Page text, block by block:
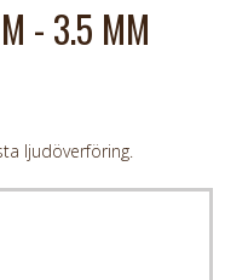
- 3.5 MM
ljudöverföring.